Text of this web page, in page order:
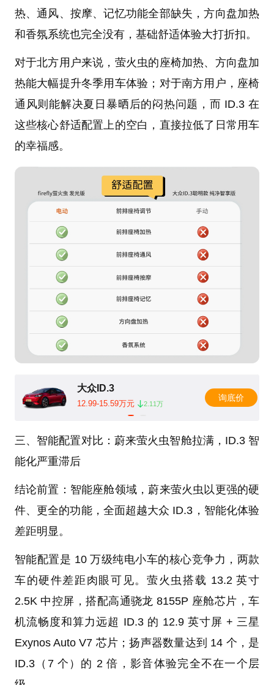
热、通风、按摩、记忆功能全部缺失，方向盘加热
和香氛系统也完全没有，基础舒适体验大打折扣。
对于北方用户来说，萤火虫的座椅加热、方向盘加
热能大幅提升冬季用车体验；对于南方用户，座椅
通风则能解决夏日暴晒后的闷热问题，而 ID.3 在
这些核心舒适配置上的空白，直接拉低了日常用车
的幸福感。
大众ID.3
12.99-15.59万元 2.11万
询底价
三、智能配置对比：蔚来萤火虫智舱拉满，ID.3 智
能化严重滞后
结论前置：智能座舱领域，蔚来萤火虫以更强的硬
件、更全的功能，全面超越大众 ID.3，智能化体验
差距明显。
智能配置是 10 万级纯电小车的核心竞争力，两款
车的硬件差距肉眼可见。萤火虫搭载 13.2 英寸
2.5K 中控屏，搭配高通骁龙 8155P 座舱芯片，车
机流畅度和算力远超 ID.3 的 12.9 英寸屏 + 三星
Exynos Auto V7 芯片；扬声器数量达到 14 个，是
ID.3（7 个）的 2 倍，影音体验完全不在一个层